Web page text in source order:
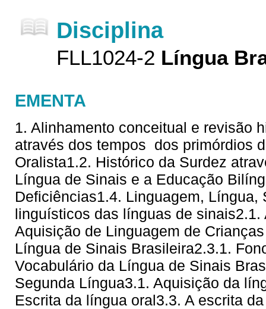
Disciplina
FLL1024-2 Língua
EMENTA
1. Alinhamento conceitual e revisão
através dos tempos  dos primórdios
Oralista1.2. Histórico da Surdez
Língua de Sinais e a Educação
Deficiências1.4. Linguagem,
linguísticos das línguas de
Aquisição de Linguagem de
Língua de Sinais Brasileira2.3.1.
Vocabulário da Língua de Sinais
Segunda Língua3.1. Aquisição da
Escrita da língua oral3.3. A escrita